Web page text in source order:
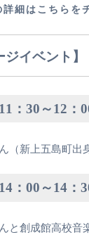
詳細はこちらを
イベント】
：30～12：
（新上五島町
：00～14：
と創成館高校音